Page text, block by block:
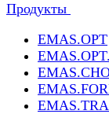
Продукты
EMAS.OPT